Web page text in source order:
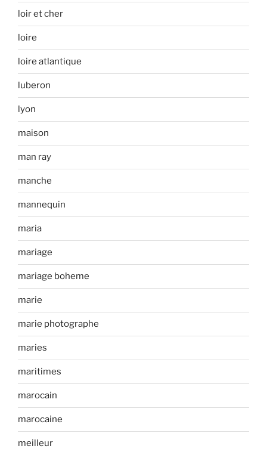
loir et cher
loire
loire atlantique
luberon
lyon
maison
man ray
manche
mannequin
maria
mariage
mariage boheme
marie
marie photographe
maries
maritimes
marocain
marocaine
meilleur